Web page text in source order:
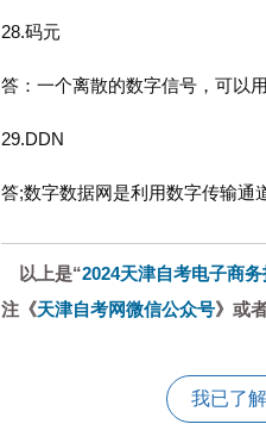
28.码元
答：一个离散的数字信号，可以
29.DDN
答;数字数据网是利用数字传输通
以上是“2024天津自考电子商务
注《天津自考网微信公众号》或
我已了